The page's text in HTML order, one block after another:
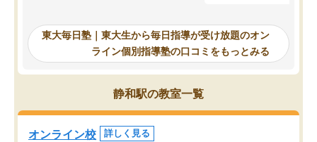
東大毎日塾にたどり着きました。学習
の長期計画や日々の勉強のやり方につ
いて客観的なアドバイスをいただけた
ので、自信をもって受験勉強を進める
ことができました。自分のように勉強
のやり方や進捗管理で苦労している方
には特におすすめしたい塾です。
東大毎日塾｜東大生から毎日指導が受け放題のオン
ライン個別指導塾の口コミをもっとみる
静和駅の教室一覧
オンライン校 詳しく見る